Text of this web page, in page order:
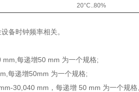
20°C..80%
备时钟频率相关。
mm,每递增50 mm 为一个规格;
每递增50mm 为一个规格;
30,040 mm，每递增 50 mm 为一个规格